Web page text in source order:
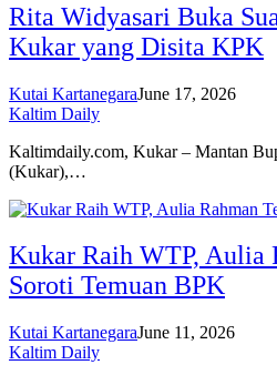
Rita Widyasari Buka
Kukar yang Disita KPK
Kutai KartanegaraJune 17, 2026
Kaltim Daily
Kaltimdaily.com, Kukar – Mantan
(Kukar),…
Kukar Raih WTP, Aulia
Soroti Temuan BPK
Kutai KartanegaraJune 11, 2026
Kaltim Daily